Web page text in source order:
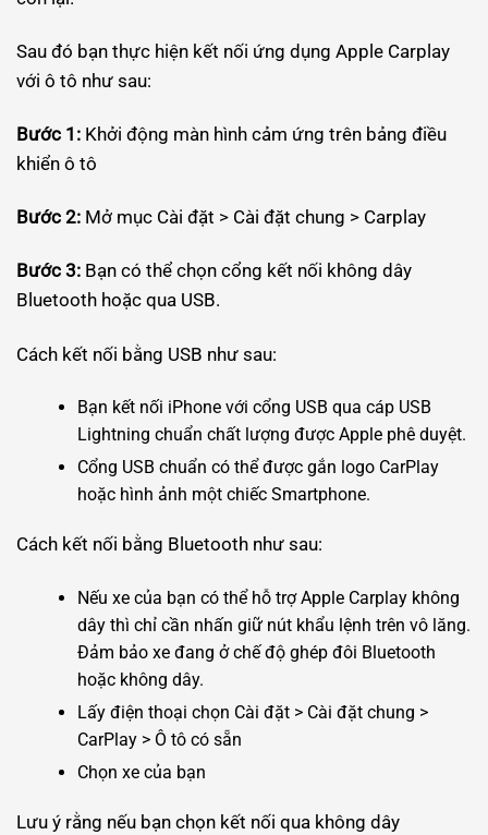
Sau đó bạn thực hiện kết nối ứng dụng Apple Carplay
với ô tô như sau:
Bước 1: Khởi động màn hình cảm ứng trên bảng điều
khiển ô tô
Bước 2: Mở mục Cài đặt > Cài đặt chung > Carplay
Bước 3: Bạn có thể chọn cổng kết nối không dây
Bluetooth hoặc qua USB.
Cách kết nối bằng USB như sau:
Bạn kết nối iPhone với cổng USB qua cáp USB
Lightning chuẩn chất lượng được Apple phê duyệt.
Cổng USB chuẩn có thể được gắn logo CarPlay
hoặc hình ảnh một chiếc Smartphone.
Cách kết nối bằng Bluetooth như sau:
Nếu xe của bạn có thể hỗ trợ Apple Carplay không
dây thì chỉ cần nhấn giữ nút khẩu lệnh trên vô lăng.
Đảm bảo xe đang ở chế độ ghép đôi Bluetooth
hoặc không dây.
Lấy điện thoại chọn Cài đặt > Cài đặt chung >
CarPlay > Ô tô có sẵn
Chọn xe của bạn
Lưu ý rằng nếu bạn chọn kết nối qua không dây